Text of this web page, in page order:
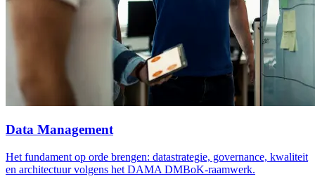
Data Management
Het fundament op orde brengen: datastrategie, governance, kwaliteit
en architectuur volgens het DAMA DMBoK-raamwerk.